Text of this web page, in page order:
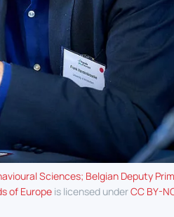
Sciences; Belgian Deputy
of Europe is licensed underCC BY-